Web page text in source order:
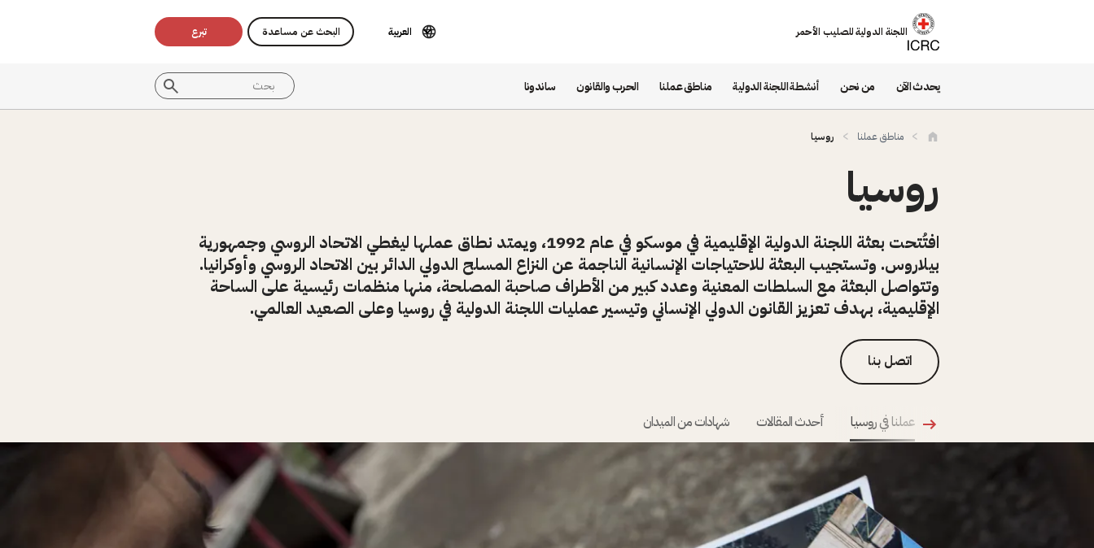
اللجنة الدولية للصليب الأحمر العربية البحث عن مساعدة تبرع
يحدث الآن من نحن أنشطة اللجنة الدولية مناطق عملنا الحرب والقانون ساندونا
مناطق عملنا روسيا
روسيا
افتُتحت بعثة اللجنة الدولية الإقليمية في موسكو في عام 1992، ويمتد نطاق عملها ليغطي الاتحاد الروسي وجمهورية
بيلاروس. وتستجيب البعثة للاحتياجات الإنسانية الناجمة عن النزاع المسلح الدولي الدائر بين الاتحاد الروسي وأوكرانيا.
وتتواصل البعثة مع السلطات المعنية وعدد كبير من الأطراف صاحبة المصلحة، منها منظمات رئيسية على الساحة
الإقليمية، بهدف تعزيز القانون الدولي الإنساني وتيسير عمليات اللجنة الدولية في روسيا وعلى الصعيد العالمي.
اتصل بنا
عملنا في روسيا أحدث المقالات شهادات من الميدان